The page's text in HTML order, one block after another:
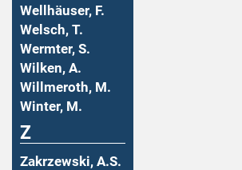
Wellhäuser, F.
Welsch, T.
Wermter, S.
Wilken, A.
Willmeroth, M.
Winter, M.
Z
Zakrzewski, A.S.